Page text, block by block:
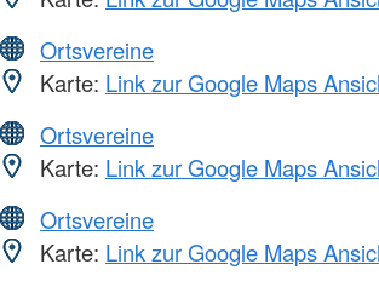
Ortsvereine
Karte: Link zur Google Maps
Ortsvereine
Karte: Link zur Google Maps
Ortsvereine
Karte: Link zur Google Maps